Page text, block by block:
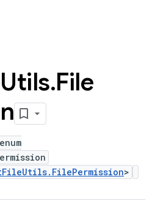
Utils.File
>